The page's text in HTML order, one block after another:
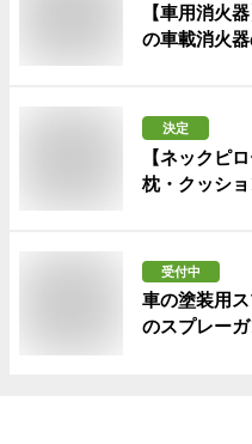
【車用消火
の車載消火
決定
【ネックピ
枕・クッシ
受付中
車の塗装用
のスプレー